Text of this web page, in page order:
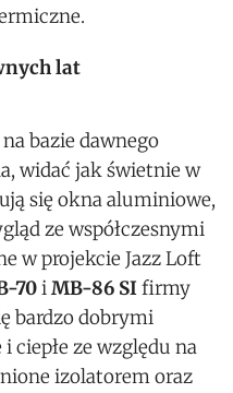
lat
bazie dawnego
widać jak świetnie w
się okna aluminiowe,
ze współczesnymi
w projekcie Jazz Loft
70iMB-86 SIfirmy
bardzo dobrymi
ciepłe ze względu na
izolatorem oraz